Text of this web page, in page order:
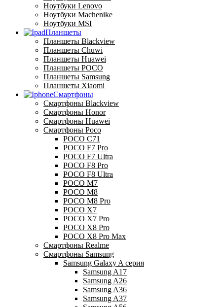
Ноутбуки Lenovo
Ноутбуки Machenike
Ноутбуки MSI
Планшеты
Планшеты Blackview
Планшеты Chuwi
Планшеты Huawei
Планшеты POCO
Планшеты Samsung
Планшеты Xiaomi
Смартфоны
Смартфоны Blackview
Смартфоны Honor
Смартфоны Huawei
Смартфоны Poco
POCO C71
POCO F7 Pro
POCO F7 Ultra
POCO F8 Pro
POCO F8 Ultra
POCO M7
POCO M8
POCO M8 Pro
POCO X7
POCO X7 Pro
POCO X8 Pro
POCO X8 Pro Max
Смартфоны Realme
Смартфоны Samsung
Samsung Galaxy A серия
Samsung A17
Samsung A26
Samsung A36
Samsung A37